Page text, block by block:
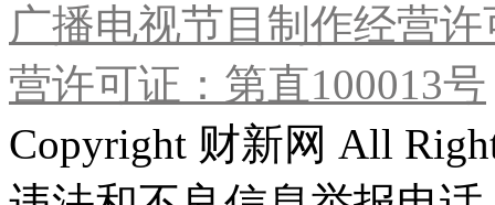
广播电视节目制作经营
营许可证：第直100013号
Copyright 财新网 All